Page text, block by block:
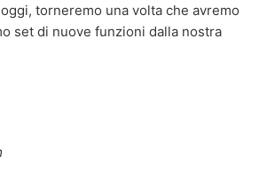
torneremo una volta che avremo
set di nuove funzioni dalla nostra